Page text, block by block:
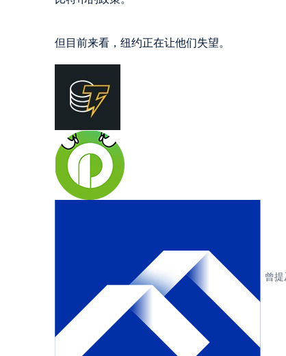
但目前来看，纽约正在让他们失望。
曾提